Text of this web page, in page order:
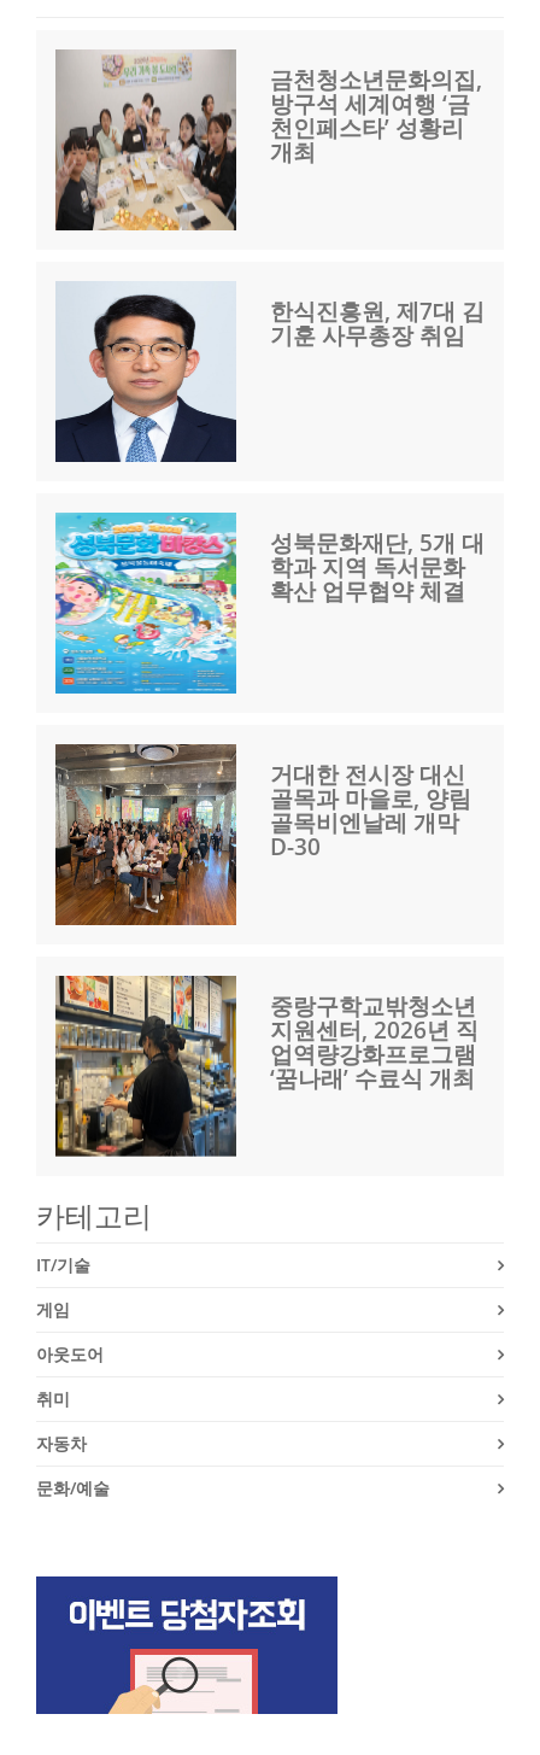
금천청소년문화의집,
방구석 세계여행 ‘금
천인페스타’ 성황리
개최
한식진흥원, 제7대 김
기훈 사무총장 취임
성북문화재단, 5개 대
학과 지역 독서문화
확산 업무협약 체결
거대한 전시장 대신
골목과 마을로, 양림
골목비엔날레 개막
D-30
중랑구학교밖청소년
지원센터, 2026년 직
업역량강화프로그램
‘꿈나래’ 수료식 개최
카테고리
IT/기술
게임
아웃도어
취미
자동차
문화/예술